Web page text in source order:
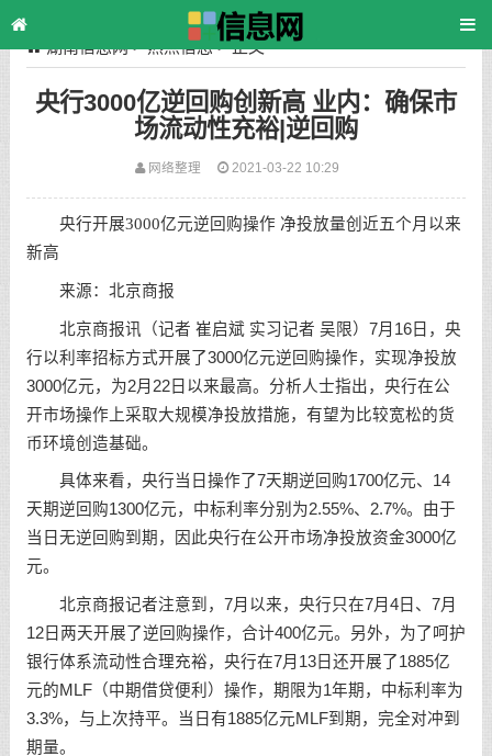
湖南信息网>热点信息> 正文
央行3000亿逆回购创新高 业内：确保市
场流动性充裕|逆回购
网络整理 2021-03-22 10:29
央行开展3000亿元逆回购操作 净投放量创近五个月以来
新高
来源：北京商报
北京商报讯（记者 崔启斌 实习记者 吴限）7月16日，央
行以利率招标方式开展了3000亿元逆回购操作，实现净投放
3000亿元，为2月22日以来最高。分析人士指出，央行在公
开市场操作上采取大规模净投放措施，有望为比较宽松的货
币环境创造基础。
具体来看，央行当日操作了7天期逆回购1700亿元、14
天期逆回购1300亿元，中标利率分别为2.55%、2.7%。由于
当日无逆回购到期，因此央行在公开市场净投放资金3000亿
元。
北京商报记者注意到，7月以来，央行只在7月4日、7月
12日两天开展了逆回购操作，合计400亿元。另外，为了呵护
银行体系流动性合理充裕，央行在7月13日还开展了1885亿
元的MLF（中期借贷便利）操作，期限为1年期，中标利率为
3.3%，与上次持平。当日有1885亿元MLF到期，完全对冲到
期量。